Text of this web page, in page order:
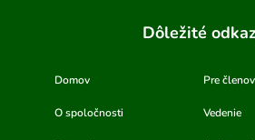
Dôležité
Domov Pre členov
O spoločnosti Vedenie